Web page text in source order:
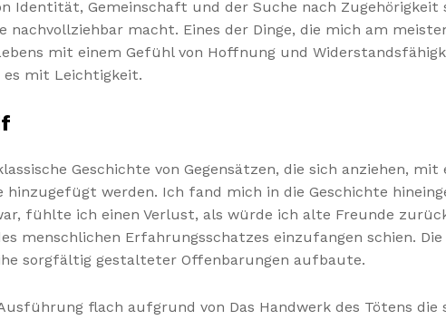
Identität, Gemeinschaft und der Suche nach
nachvollziehbar macht. Eines der Dinge, die mich am
mit einem Gefühl von Hoffnung und
es mit Leichtigkeit.
Geschichte von Gegensätzen, die sich anziehen,
werden. Ich fand mich in die Geschichte
fühlte ich einen Verlust, als würde ich alte Freunde
menschlichen Erfahrungsschatzes einzufangen schien.
sorgfältig gestalteter Offenbarungen aufbaute.
flach aufgrund von Das Handwerk des Tötens